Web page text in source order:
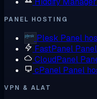
PANEL HOSTING
Plesk Panel
FastPanel
CloudPanel
cPanel Panel
VPN & ALAT